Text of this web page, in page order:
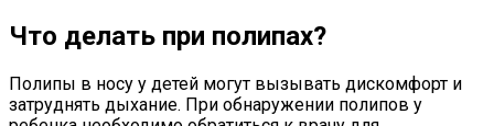
Что делать при полипах?
Полипы в носу у детей могут вызывать дискомфорт и
затруднять дыхание. При обнаружении полипов у